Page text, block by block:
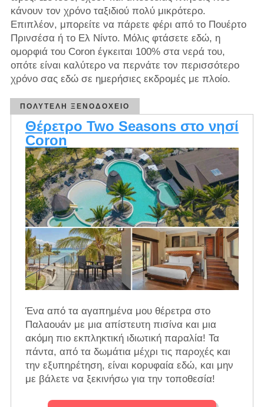
κάνουν τον χρόνο ταξιδιού πολύ μικρότερο.
Επιπλέον, μπορείτε να πάρετε φέρι από το Πουέρτο
Πρινσέσα ή το Ελ Νίντο. Μόλις φτάσετε εδώ, η
ομορφιά του Coron έγκειται 100% στα νερά του,
οπότε είναι καλύτερο να περνάτε τον περισσότερο
χρόνο σας εδώ σε ημερήσιες εκδρομές με πλοίο.
ΠΟΛΥΤΕΛΉ ΞΕΝΟΔΟΧΕΊΟ
Θέρετρο Two Seasons στο νησί
Coron
Ένα από τα αγαπημένα μου θέρετρα στο
Παλαουάν με μια απίστευτη πισίνα και μια
ακόμη πιο εκπληκτική ιδιωτική παραλία! Τα
πάντα, από τα δωμάτια μέχρι τις παροχές και
την εξυπηρέτηση, είναι κορυφαία εδώ, και μην
με βάλετε να ξεκινήσω για την τοποθεσία!